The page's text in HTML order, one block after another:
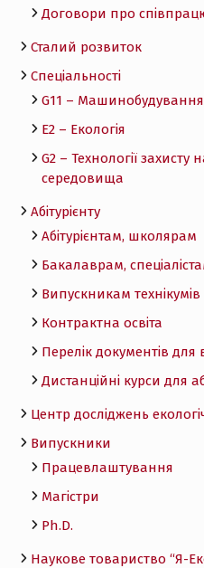
Договори про
Сталий розвиток
Спеціальності
G11 – Машинобудування
E2 – Екологія
G2 – Технології
середовища
Абітурієнту
Абітурієнтам, школярам
Бакалаврам,
Випускникам технікумів
Контрактна освіта
Перелік документів для
Дистанційні курси для
Центр досліджень
Випускники
Працевлаштування
Магістри
Ph.D.
Наукове товариство “Я-